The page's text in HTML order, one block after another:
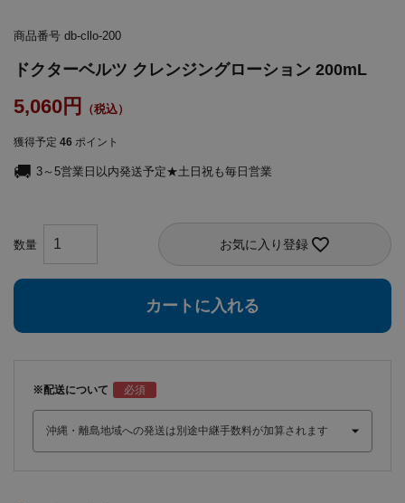
商品番号 db-cllo-200
ドクターベルツ クレンジングローション 200mL
5,060
獲得予定 46 ポイント
3～5営業日以内発送予定★土日祝も毎日営業
お気に入り登録
カートに入れる
※配送について